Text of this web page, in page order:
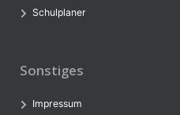
Schulplaner
Sonstiges
Impressum